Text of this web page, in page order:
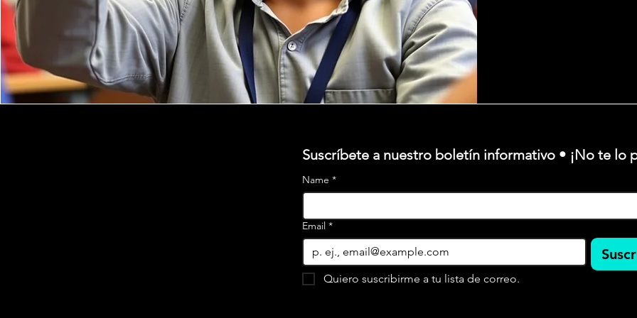
Suscríbete a nuestro boletín informativo • ¡No te lo
Name *
Email *
Quiero suscribirme a tu lista de correo.